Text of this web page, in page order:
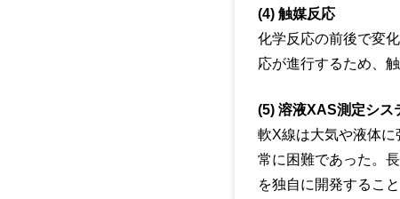
(4) 触媒反応
化学反応の前後で変
応が進行するため、
(5) 溶液XAS測定シス
軟X線は大気や液体
常に困難であった。
を独自に開発するこ